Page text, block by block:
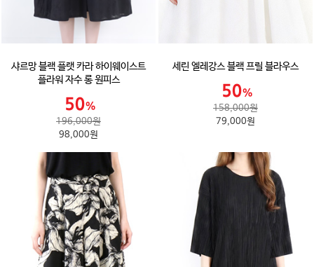
샤르망 블랙 플랫 카라 하이웨이스트
플라워 자수 롱 원피스
196,000원
98,000원
세린 엘레강스 블랙 프릴 블라우스
158,000원
79,000원